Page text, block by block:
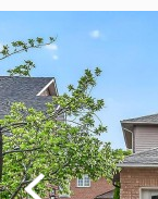
Previous